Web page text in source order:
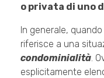
o privata di uno
In generale,
riferisce a una
condominialità .
esplicitamente